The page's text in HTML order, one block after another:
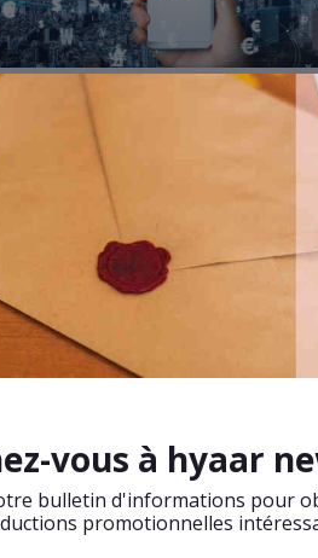
A la découverte du
ligne ou e-commerce
Le commerce en ligne ou commerce
ou e-commerce est l'échange pécuniaire de
de services ou d'informations par
des réseaux informatiques, notamment
[Wikipédia, Septembre 2022].
vous à hyaar
bulletin d'informations pour
promotionnelles